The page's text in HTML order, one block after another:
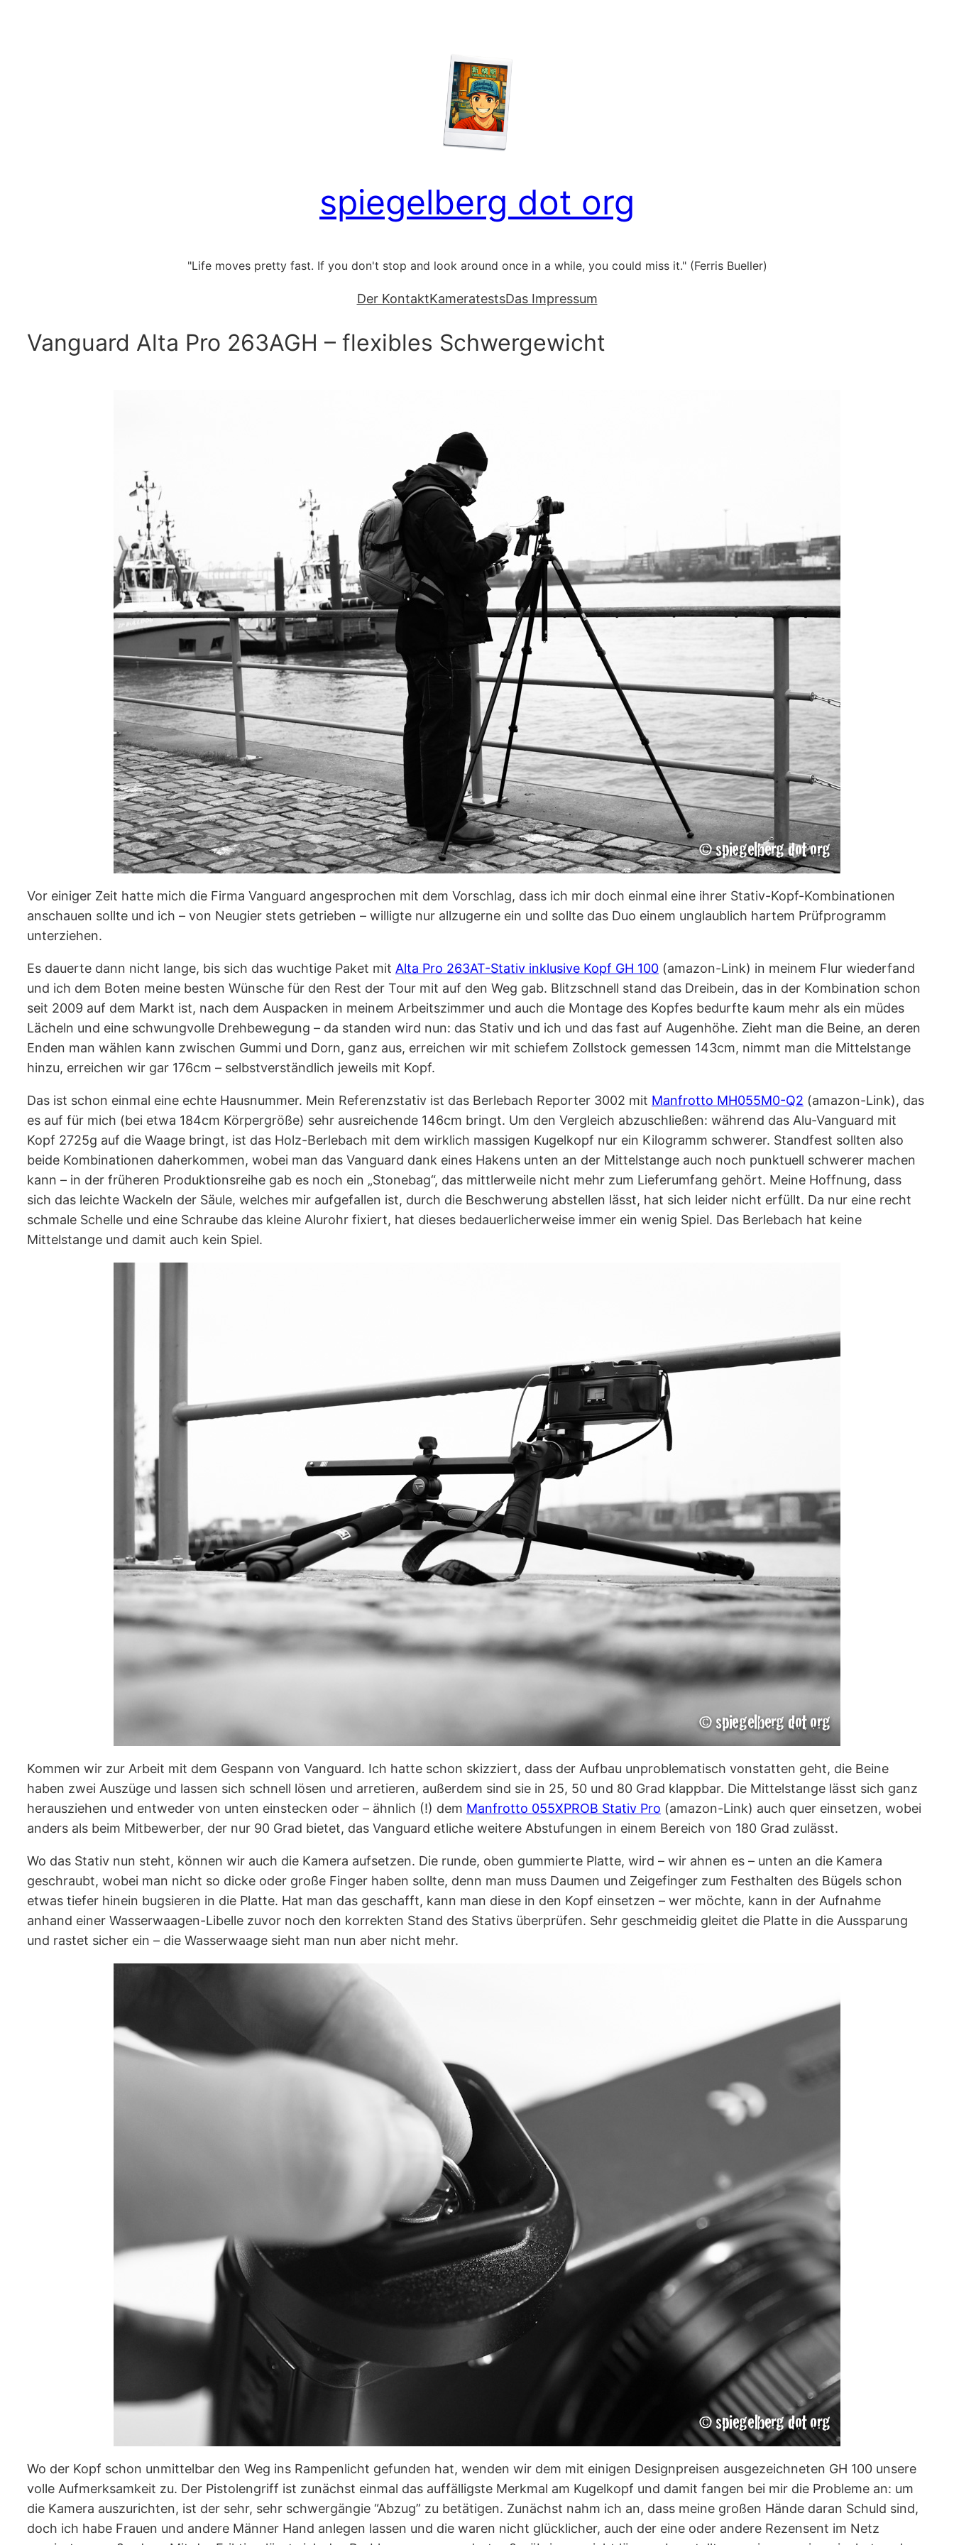
spiegelberg dot org
"Life moves pretty fast. If you don't stop and look around once in a while, you could miss it." (Ferris Bueller)
Der KontaktKameratestsDas Impressum
Vanguard Alta Pro 263AGH – flexibles Schwergewicht
Vor einiger Zeit hatte mich die Firma Vanguard angesprochen mit dem Vorschlag, dass ich mir doch einmal eine ihrer Stativ-Kopf-Kombinationen
anschauen sollte und ich – von Neugier stets getrieben – willigte nur allzugerne ein und sollte das Duo einem unglaublich hartem Prüfprogramm
unterziehen.
Es dauerte dann nicht lange, bis sich das wuchtige Paket mit Alta Pro 263AT-Stativ inklusive Kopf GH 100 (amazon-Link) in meinem Flur wiederfand
und ich dem Boten meine besten Wünsche für den Rest der Tour mit auf den Weg gab. Blitzschnell stand das Dreibein, das in der Kombination schon
seit 2009 auf dem Markt ist, nach dem Auspacken in meinem Arbeitszimmer und auch die Montage des Kopfes bedurfte kaum mehr als ein müdes
Lächeln und eine schwungvolle Drehbewegung – da standen wird nun: das Stativ und ich und das fast auf Augenhöhe. Zieht man die Beine, an deren
Enden man wählen kann zwischen Gummi und Dorn, ganz aus, erreichen wir mit schiefem Zollstock gemessen 143cm, nimmt man die Mittelstange
hinzu, erreichen wir gar 176cm – selbstverständlich jeweils mit Kopf.
Das ist schon einmal eine echte Hausnummer. Mein Referenzstativ ist das Berlebach Reporter 3002 mit Manfrotto MH055M0-Q2 (amazon-Link), das
es auf für mich (bei etwa 184cm Körpergröße) sehr ausreichende 146cm bringt. Um den Vergleich abzuschließen: während das Alu-Vanguard mit
Kopf 2725g auf die Waage bringt, ist das Holz-Berlebach mit dem wirklich massigen Kugelkopf nur ein Kilogramm schwerer. Standfest sollten also
beide Kombinationen daherkommen, wobei man das Vanguard dank eines Hakens unten an der Mittelstange auch noch punktuell schwerer machen
kann – in der früheren Produktionsreihe gab es noch ein „Stonebag“, das mittlerweile nicht mehr zum Lieferumfang gehört. Meine Hoffnung, dass
sich das leichte Wackeln der Säule, welches mir aufgefallen ist, durch die Beschwerung abstellen lässt, hat sich leider nicht erfüllt. Da nur eine recht
schmale Schelle und eine Schraube das kleine Alurohr fixiert, hat dieses bedauerlicherweise immer ein wenig Spiel. Das Berlebach hat keine
Mittelstange und damit auch kein Spiel.
Kommen wir zur Arbeit mit dem Gespann von Vanguard. Ich hatte schon skizziert, dass der Aufbau unproblematisch vonstatten geht, die Beine
haben zwei Auszüge und lassen sich schnell lösen und arretieren, außerdem sind sie in 25, 50 und 80 Grad klappbar. Die Mittelstange lässt sich ganz
herausziehen und entweder von unten einstecken oder – ähnlich (!) dem Manfrotto 055XPROB Stativ Pro (amazon-Link) auch quer einsetzen, wobei
anders als beim Mitbewerber, der nur 90 Grad bietet, das Vanguard etliche weitere Abstufungen in einem Bereich von 180 Grad zulässt.
Wo das Stativ nun steht, können wir auch die Kamera aufsetzen. Die runde, oben gummierte Platte, wird – wir ahnen es – unten an die Kamera
geschraubt, wobei man nicht so dicke oder große Finger haben sollte, denn man muss Daumen und Zeigefinger zum Festhalten des Bügels schon
etwas tiefer hinein bugsieren in die Platte. Hat man das geschafft, kann man diese in den Kopf einsetzen – wer möchte, kann in der Aufnahme
anhand einer Wasserwaagen-Libelle zuvor noch den korrekten Stand des Stativs überprüfen. Sehr geschmeidig gleitet die Platte in die Aussparung
und rastet sicher ein – die Wasserwaage sieht man nun aber nicht mehr.
Wo der Kopf schon unmittelbar den Weg ins Rampenlicht gefunden hat, wenden wir dem mit einigen Designpreisen ausgezeichneten GH 100 unsere
volle Aufmerksamkeit zu. Der Pistolengriff ist zunächst einmal das auffälligste Merkmal am Kugelkopf und damit fangen bei mir die Probleme an: um
die Kamera auszurichten, ist der sehr, sehr schwergängie “Abzug” zu betätigen. Zunächst nahm ich an, dass meine großen Hände daran Schuld sind,
doch ich habe Frauen und andere Männer Hand anlegen lassen und die waren nicht glücklicher, auch der eine oder andere Rezensent im Netz